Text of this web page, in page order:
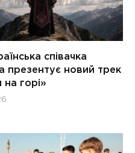
співачка
презентує новий трек
горі»